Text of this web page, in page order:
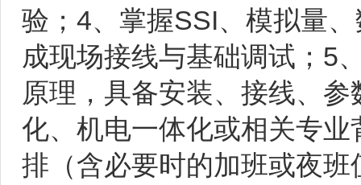
验；4、掌握SSI、模拟量
成现场接线与基础调试；5
原理，具备安装、接线、
化、机电一体化或相关专
排（含必要时的加班或夜